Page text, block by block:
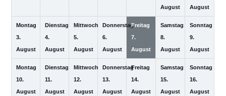
August
August
Montag
3.
August
Dienstag
4.
August
Mittwoch
5.
August
Donnerstag
6.
August
Freitag
7.
August
Samstag
8.
August
Sonntag
9.
August
Montag
10.
August
Dienstag
11.
August
Mittwoch
12.
August
Donnerstag
13.
August
Freitag
14.
August
Samstag
15.
August
Sonntag
16.
August